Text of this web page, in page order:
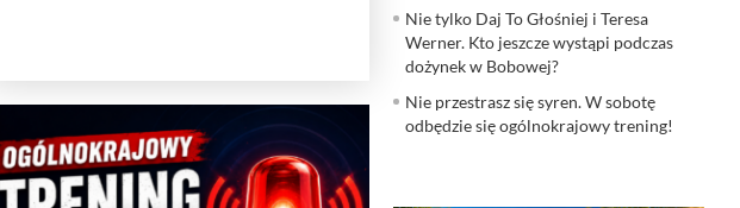
Nie tylko Daj To Głośniej i Teresa
Werner. Kto jeszcze wystąpi podczas
dożynek w Bobowej?
Nie przestrasz się syren. W sobotę
odbędzie się ogólnokrajowy trening!